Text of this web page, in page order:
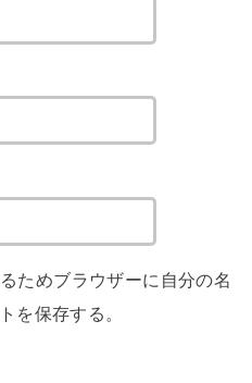
ためブラウザーに自分の名
を保存する。